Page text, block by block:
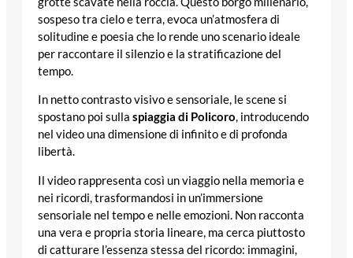
sospeso tra cielo e terra, evoca un’atmosfera di
solitudine e poesia che lo rende uno scenario ideale
per raccontare il silenzio e la stratificazione del
tempo.
In netto contrasto visivo e sensoriale, le scene si
spostano poi sulla spiaggia di Policoro, introducendo
nel video una dimensione di infinito e di profonda
libertà.
Il video rappresenta così un viaggio nella memoria e
nei ricordi, trasformandosi in un’immersione
sensoriale nel tempo e nelle emozioni. Non racconta
una vera e propria storia lineare, ma cerca piuttosto
di catturare l’essenza stessa del ricordo: immagini,